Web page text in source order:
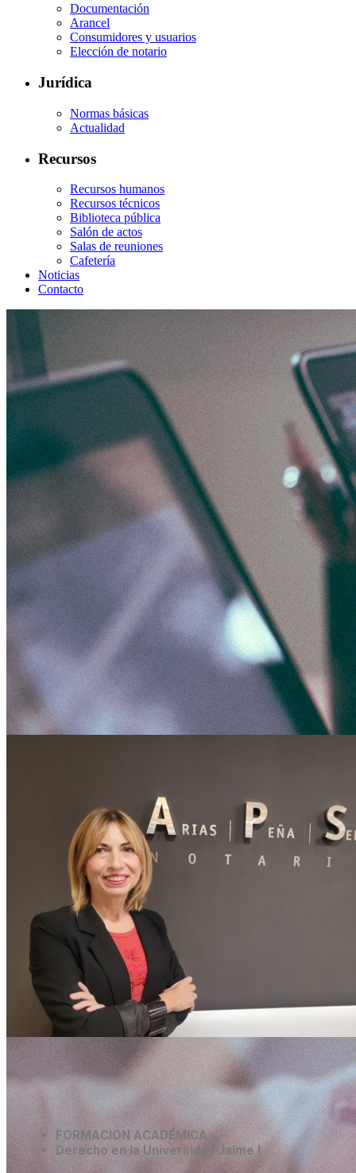
Documentación
Arancel
Consumidores y usuarios
Elección de notario
Jurídica
Normas básicas
Actualidad
Recursos
Recursos humanos
Recursos técnicos
Biblioteca pública
Salón de actos
Salas de reuniones
Cafetería
Noticias
Contacto
FORMACION ACADÉMICA
Derecho en la Universidad Jaime I.